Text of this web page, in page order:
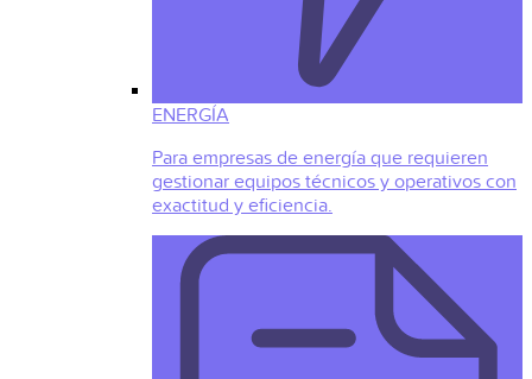
ENERGÍA
Para empresas de energía que requieren
gestionar equipos técnicos y operativos con
exactitud y eficiencia.